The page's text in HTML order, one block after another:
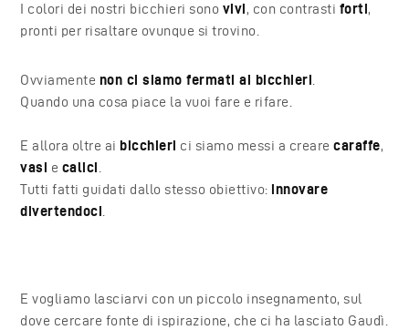
I colori dei nostri bicchieri sono vivi, con contrasti forti,
pronti per risaltare ovunque si trovino.
Ovviamente non ci siamo fermati ai bicchieri
Quando una cosa piace la vuoi fare e rifare.
E allora oltre aibicchieri ci siamo messi a crearecaraffe,
vasi e calici
Tutti fatti guidati dallo stesso obiettivo: innovare
divertendoci
E vogliamo lasciarvi con un piccolo insegnamento, sul
dove cercare fonte di ispirazione, che ci ha lasciato Gaudì.